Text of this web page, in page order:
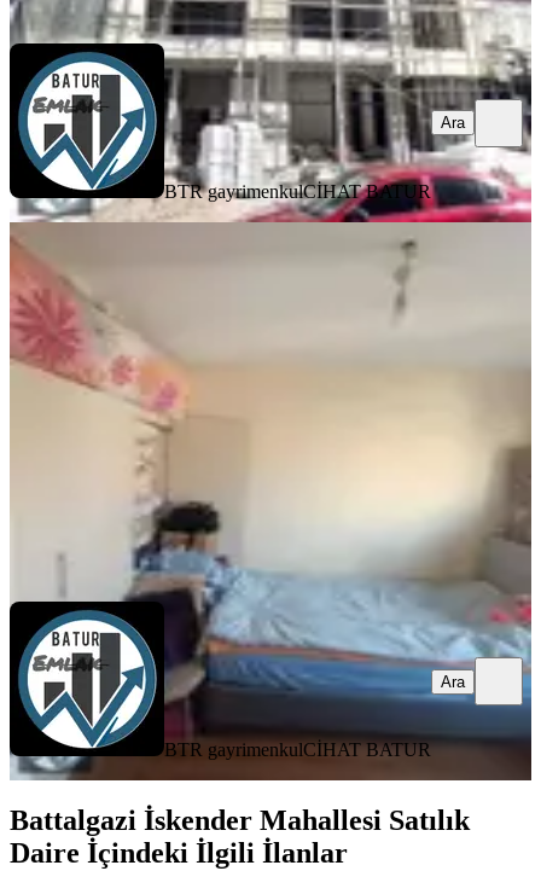
Ara
BTR gayrimenkulCİHAT BATUR
Ara
KOMBİLİ
Batur Gayrimenkul'den Beydağı
Toki'de Satılık Ara Kat 1+1 Daire
1+1·
1.285.000 ₺
BTR gayrimenkul CİHAT BATUR
BTR gayrimenkulCİHAT BATUR
Ara
Battalgazi İskender Mahallesi Satılık
Daire İçindeki İlgili İlanlar